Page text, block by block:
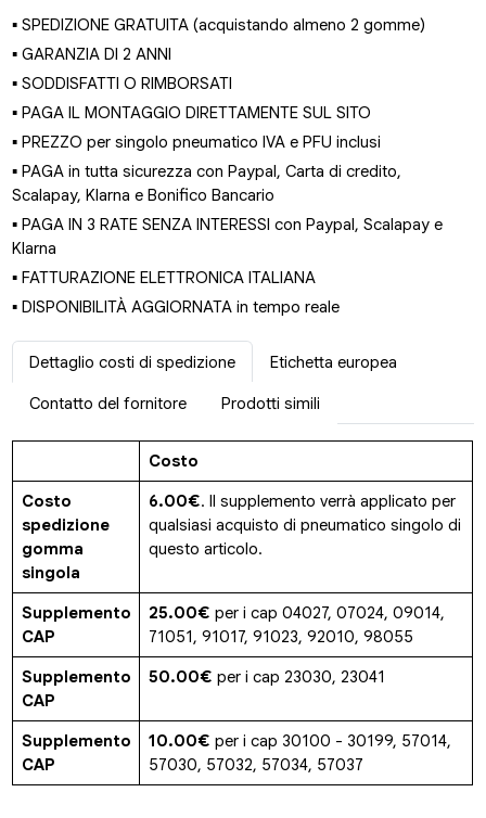
▪ SPEDIZIONE GRATUITA (acquistando almeno 2 gomme)
▪ GARANZIA DI 2 ANNI
▪ SODDISFATTI O RIMBORSATI
▪ PAGA IL MONTAGGIO DIRETTAMENTE SUL SITO
▪ PREZZO per singolo pneumatico IVA e PFU inclusi
▪ PAGA in tutta sicurezza con Paypal, Carta di credito,
Scalapay, Klarna e Bonifico Bancario
▪ PAGA IN 3 RATE SENZA INTERESSI con Paypal, Scalapay e
Klarna
▪ FATTURAZIONE ELETTRONICA ITALIANA
▪ DISPONIBILITÀ AGGIORNATA in tempo reale
Dettaglio costi di spedizione Etichetta europea
Contatto del fornitore Prodotti simili
Costo
Costo
spedizione
gomma
singola
6.00€. Il supplemento verrà applicato per
qualsiasi acquisto di pneumatico singolo di
questo articolo.
Supplemento
CAP
25.00€ per i cap 04027, 07024, 09014,
71051, 91017, 91023, 92010, 98055
Supplemento
CAP
50.00€ per i cap 23030, 23041
Supplemento
CAP
10.00€ per i cap 30100 - 30199, 57014,
57030, 57032, 57034, 57037